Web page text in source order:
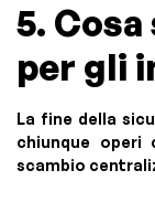
5.
per gli
La fine della
chiunque
scambio